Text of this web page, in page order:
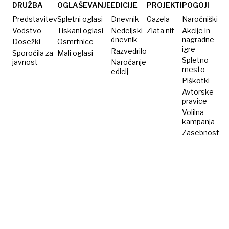
ustavila?
DRUŽBA
Predstavitev
Vodstvo
Dosežki
Sporočila za
javnost
OGLAŠEVANJE
Spletni oglasi
Tiskani oglasi
Osmrtnice
Mali oglasi
EDICIJE
Dnevnik
Nedeljski
dnevnik
Razvedrilo
Naročanje
edicij
PROJEKTI
Gazela
Zlata nit
POGOJI
Naročniški
Akcije in
nagradne
igre
Spletno
mesto
Piškotki
Avtorske
pravice
Volilna
kampanja
Zasebnost